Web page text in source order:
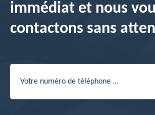
immédiat et nous
contactons sans